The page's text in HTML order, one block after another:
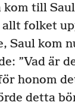
till
folket
Saul kom
”Vad är
honom
detta